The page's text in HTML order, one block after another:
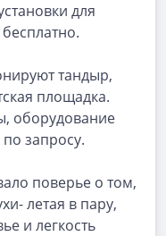
для
тандыр,
площадка.
оборудование
запросу.
поверье о том,
летая в пару,
и легкость